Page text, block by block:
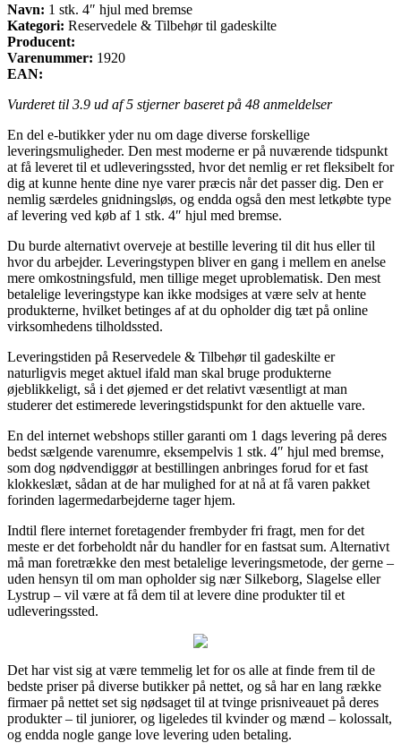
Navn: 1 stk. 4″ hjul med bremse
Kategori: Reservedele & Tilbehør til gadeskilte
Producent:
Varenummer: 1920
EAN:
Vurderet til 3.9 ud af 5 stjerner baseret på 48 anmeldelser
En del e-butikker yder nu om dage diverse forskellige
leveringsmuligheder. Den mest moderne er på nuværende tidspunkt
at få leveret til et udleveringssted, hvor det nemlig er ret fleksibelt for
dig at kunne hente dine nye varer præcis når det passer dig. Den er
nemlig særdeles gnidningsløs, og endda også den mest letkøbte type
af levering ved køb af 1 stk. 4″ hjul med bremse.
Du burde alternativt overveje at bestille levering til dit hus eller til
hvor du arbejder. Leveringstypen bliver en gang i mellem en anelse
mere omkostningsfuld, men tillige meget uproblematisk. Den mest
betalelige leveringstype kan ikke modsiges at være selv at hente
produkterne, hvilket betinges af at du opholder dig tæt på online
virksomhedens tilholdssted.
Leveringstiden på Reservedele & Tilbehør til gadeskilte er
naturligvis meget aktuel ifald man skal bruge produkterne
øjeblikkeligt, så i det øjemed er det relativt væsentligt at man
studerer det estimerede leveringstidspunkt for den aktuelle vare.
En del internet webshops stiller garanti om 1 dags levering på deres
bedst sælgende varenumre, eksempelvis 1 stk. 4″ hjul med bremse,
som dog nødvendiggør at bestillingen anbringes forud for et fast
klokkeslæt, sådan at de har mulighed for at nå at få varen pakket
forinden lagermedarbejderne tager hjem.
Indtil flere internet foretagender frembyder fri fragt, men for det
meste er det forbeholdt når du handler for en fastsat sum. Alternativt
må man foretrække den mest betalelige leveringsmetode, der gerne –
uden hensyn til om man opholder sig nær Silkeborg, Slagelse eller
Lystrup – vil være at få dem til at levere dine produkter til et
udleveringssted.
Det har vist sig at være temmelig let for os alle at finde frem til de
bedste priser på diverse butikker på nettet, og så har en lang række
firmaer på nettet set sig nødsaget til at tvinge prisniveauet på deres
produkter – til juniorer, og ligeledes til kvinder og mænd – kolossalt,
og endda nogle gange love levering uden betaling.